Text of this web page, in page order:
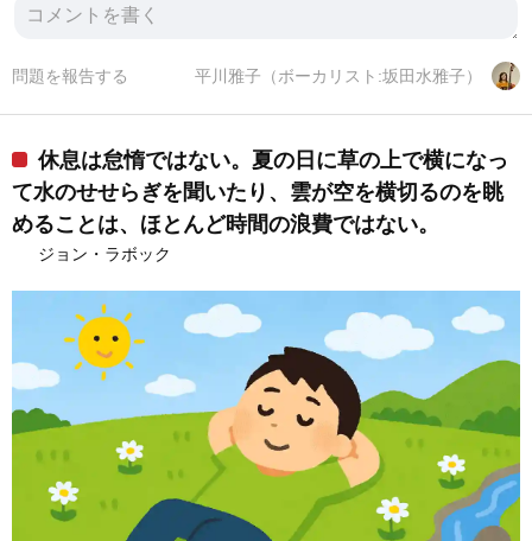
平川雅子（ボーカリスト:坂田水雅子）
問題を報告する
休息は怠惰ではない。夏の日に草の上で横になっ
て水のせせらぎを聞いたり、雲が空を横切るのを眺
めることは、ほとんど時間の浪費ではない。
ジョン・ラボック